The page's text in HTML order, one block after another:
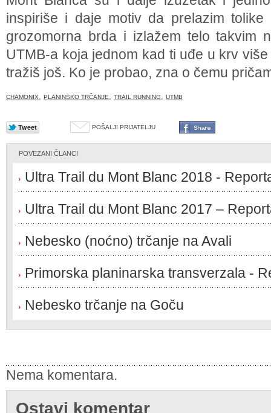
inspiriše i daje motiv da prelazim
grozomorna brda i izlažem telo takvim
UTMB-a koja jednom kad ti uđe u krv
tražiš još. Ko je probao, zna o čemu
CHAMONIX, PLANINSKO TRČANJE, TRAIL RUNNING, UTMB
POŠALJI PRIJATELJU
POVEZANI ČLANCI
Ultra Trail du Mont Blanc 2018 -
Ultra Trail du Mont Blanc 2017 –
Nebesko (noćno) trčanje na Avali
Primorska planinarska transverzala -
Nebesko trčanje na Goču
Nema komentara.
Ostavi komentar